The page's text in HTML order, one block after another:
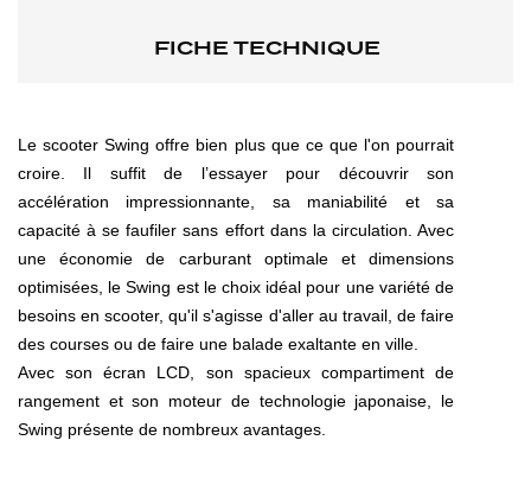
FICHE TECHNIQUE
Le scooter Swing offre bien plus que ce que l'on pourrait
croire. Il suffit de l’essayer pour découvrir son
accélération impressionnante, sa maniabilité et sa
capacité à se faufiler sans effort dans la circulation. Avec
une économie de carburant optimale et dimensions
optimisées, le Swing est le choix idéal pour une variété de
besoins en scooter, qu'il s'agisse d'aller au travail, de faire
des courses ou de faire une balade exaltante en ville.
Avec son écran LCD, son spacieux compartiment de
rangement et son moteur de technologie japonaise, le
Swing présente de nombreux avantages.